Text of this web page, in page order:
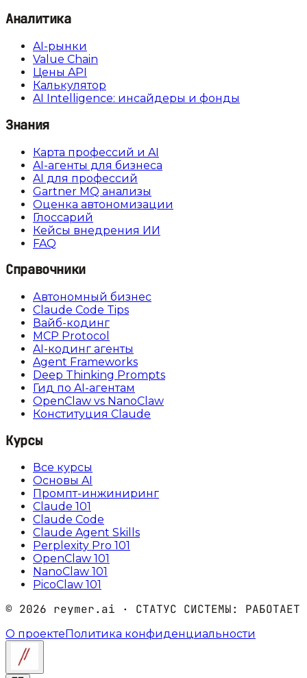
Аналитика
AI-рынки
Value Chain
Цены API
Калькулятор
AI Intelligence: инсайдеры и фонды
Знания
Карта профессий и AI
AI-агенты для бизнеса
AI для профессий
Gartner MQ анализы
Оценка автономизации
Глоссарий
Кейсы внедрения ИИ
FAQ
Справочники
Автономный бизнес
Claude Code Tips
Вайб-кодинг
MCP Protocol
AI-кодинг агенты
Agent Frameworks
Deep Thinking Prompts
Гид по AI-агентам
OpenClaw vs NanoClaw
Конституция Claude
Курсы
Все курсы
Основы AI
Промпт-инжиниринг
Claude 101
Claude Code
Claude Agent Skills
Perplexity Pro 101
OpenClaw 101
NanoClaw 101
PicoClaw 101
© 2026 reymer.ai · СТАТУС СИСТЕМЫ: РАБОТАЕТ
О проекте Политика конфиденциальности